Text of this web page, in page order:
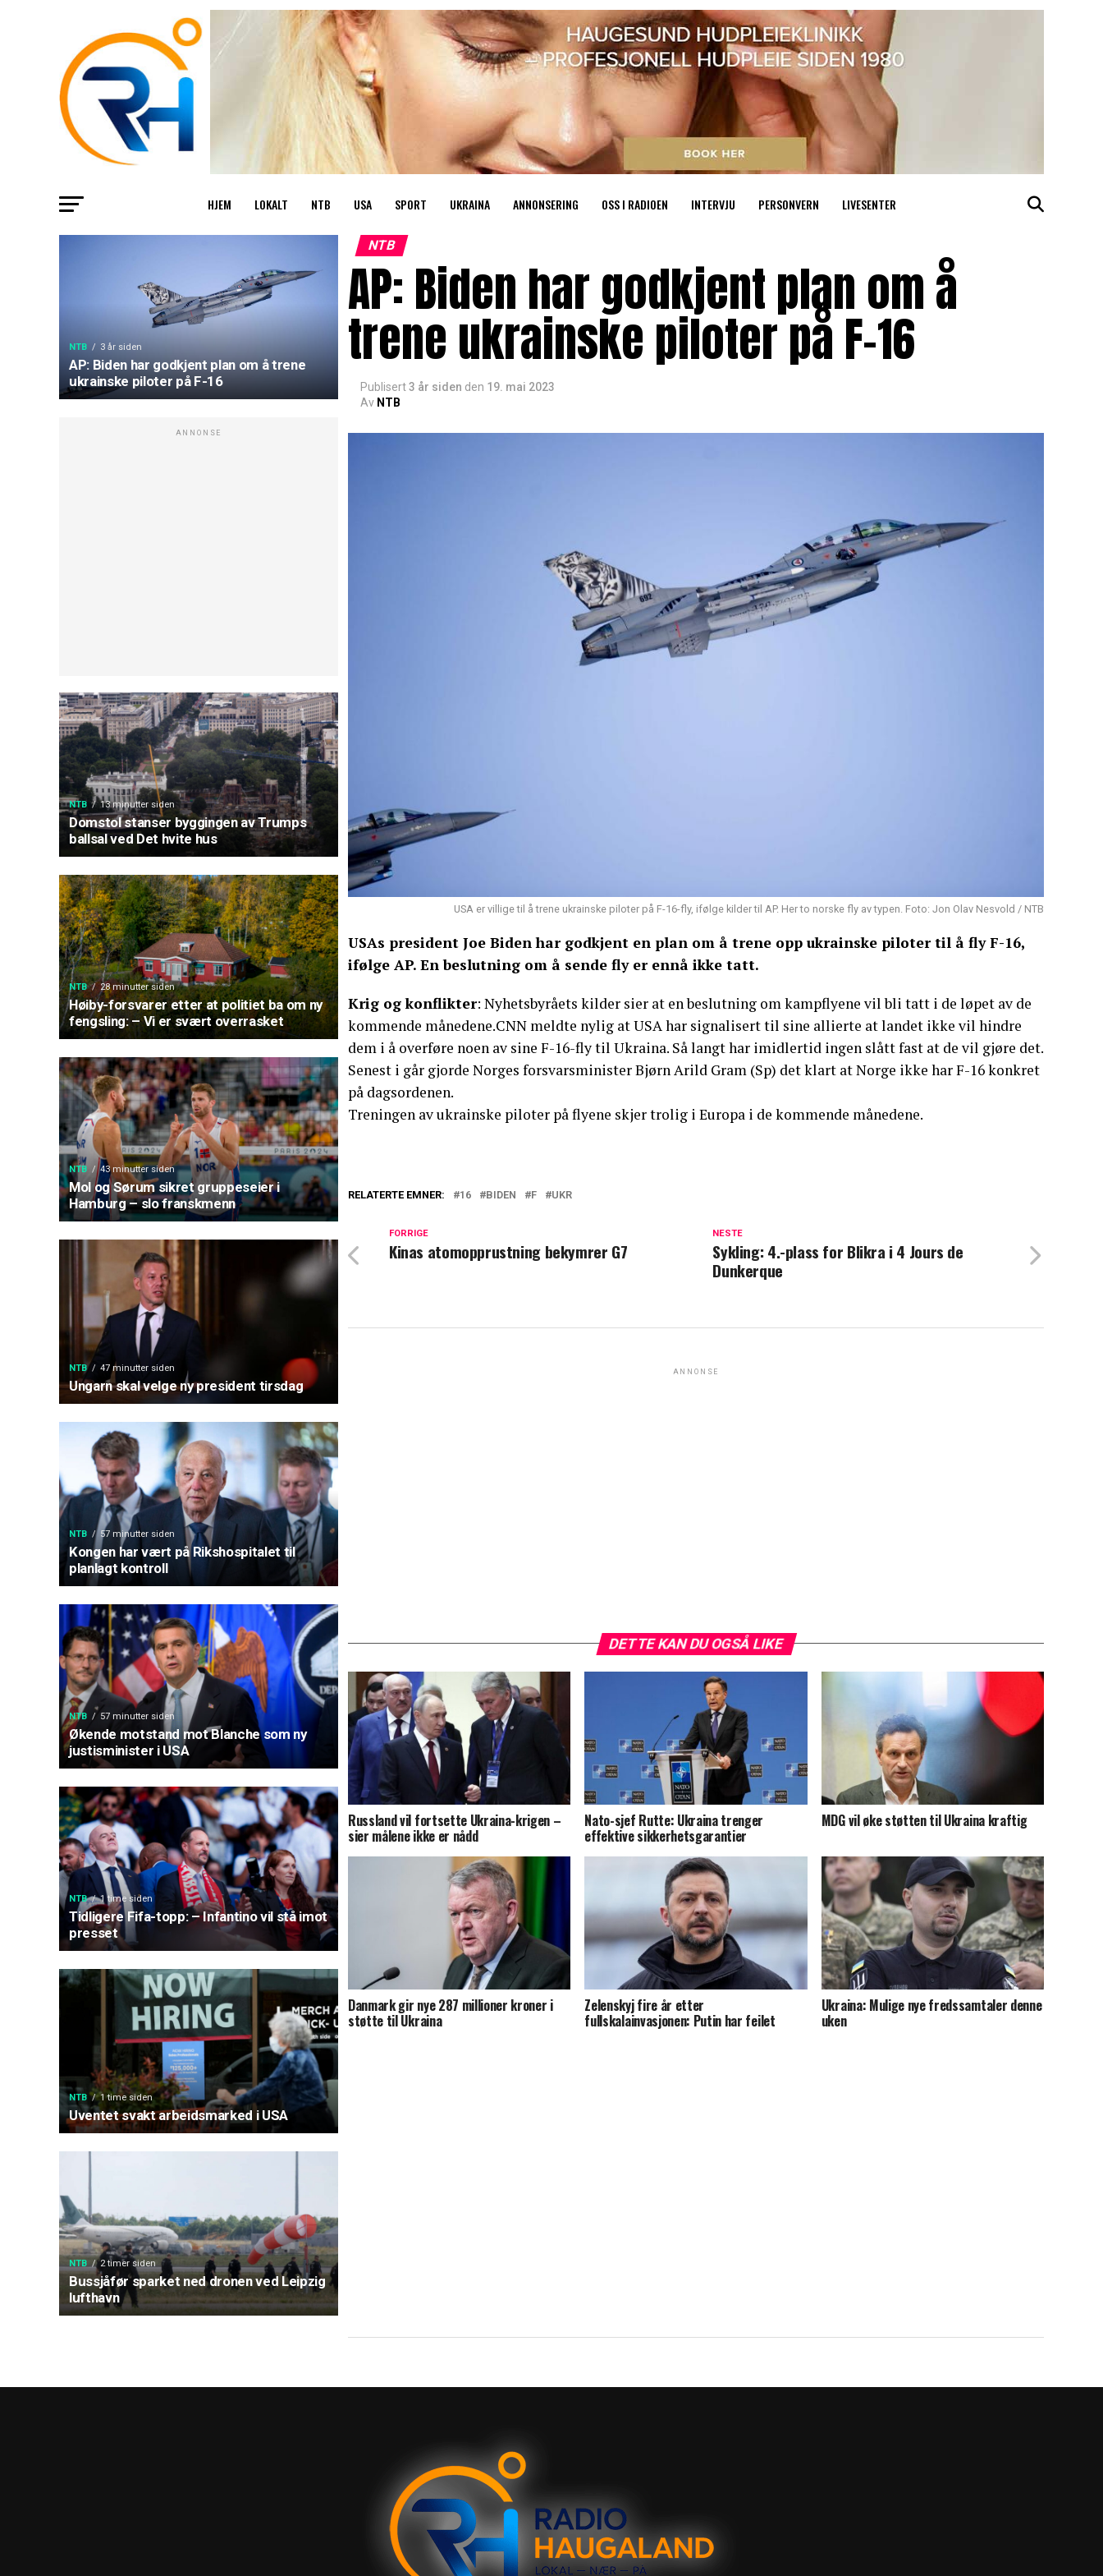
HJEM LOKALT NTB USA SPORT UKRAINA ANNONSERING OSS I RADIOEN INTERVJU PERSONVERN LIVESENTER
NTB 3 år siden
AP: Biden har godkjent plan om å trene
ukrainske piloter på F-16
ANNONSE
NTB 13 minutter siden
Domstol stanser byggingen av Trumps
ballsal ved Det hvite hus
NTB 28 minutter siden
Høiby-forsvarer etter at politiet ba om ny
fengsling: – Vi er svært overrasket
NTB 43 minutter siden
Mol og Sørum sikret gruppeseier i
Hamburg – slo franskmenn
NTB 47 minutter siden
Ungarn skal velge ny president tirsdag
NTB 57 minutter siden
Kongen har vært på Rikshospitalet til
planlagt kontroll
NTB 57 minutter siden
Økende motstand mot Blanche som ny
justisminister i USA
NTB 1 time siden
Tidligere Fifa-topp: – Infantino vil stå imot
presset
NTB 1 time siden
Uventet svakt arbeidsmarked i USA
NTB 2 timer siden
Bussjåfør sparket ned dronen ved Leipzig
lufthavn
NTB
AP: Biden har godkjent plan om å
trene ukrainske piloter på F-16
Publisert3 år siden den 19. mai 2023
Av NTB
USA er villige til å trene ukrainske piloter på F-16-fly, ifølge kilder til AP. Her to norske fly av typen. Foto: Jon Olav Nesvold / NTB
USAs president Joe Biden har godkjent en plan om å trene opp ukrainske piloter til å fly F-16,
ifølge AP. En beslutning om å sende fly er ennå ikke tatt.
Krig og konflikter: Nyhetsbyråets kilder sier at en beslutning om kampflyene vil bli tatt i de løpet av de
kommende månedene.CNN meldte nylig at USA har signalisert til sine allierte at landet ikke vil hindre
dem i å overføre noen av sine F-16-fly til Ukraina. Så langt har imidlertid ingen slått fast at de vil gjøre det.
Senest i går gjorde Norges forsvarsminister Bjørn Arild Gram (Sp) det klart at Norge ikke har F-16 konkret
på dagsordenen.
Treningen av ukrainske piloter på flyene skjer trolig i Europa i de kommende månedene.
RELATERTE EMNER: 16 BIDEN F UKR
NESTE
Sykling: 4.-plass for Blikra i 4 Jours de
Dunkerque
FORRIGE
Kinas atomopprustning bekymrer G7
ANNONSE
DETTE KAN DU OGSÅ LIKE
Russland vil fortsette Ukraina-krigen –
sier målene ikke er nådd
Nato-sjef Rutte: Ukraina trenger
effektive sikkerhetsgarantier
MDG vil øke støtten til Ukraina kraftig
Danmark gir nye 287 millioner kroner i
støtte til Ukraina
Zelenskyj fire år etter
fullskalainvasjonen: Putin har feilet
Ukraina: Mulige nye fredssamtaler denne
uken